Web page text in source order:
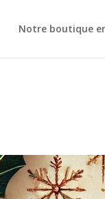
Notre boutique